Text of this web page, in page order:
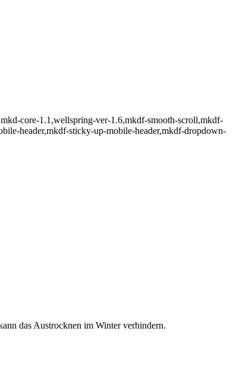
core-1.1,wellspring-ver-1.6,mkdf-smooth-scroll,mkdf-
header,mkdf-sticky-up-mobile-header,mkdf-dropdown-
das Austrocknen im Winter verhindern.